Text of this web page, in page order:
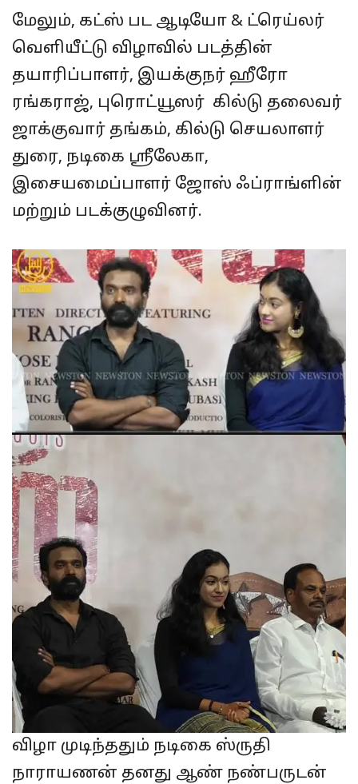
மேலும், கட்ஸ் பட ஆடியோ & ட்ரெய்லர்
வெளியீட்டு விழாவில் படத்தின்
தயாரிப்பாளர், இயக்குநர் ஹீரோ
ரங்கராஜ், புரொட்யூஸர் கில்டு தலைவர்
ஜாக்குவார் தங்கம், கில்டு செயலாளர்
துரை, நடிகை ஸ்ரீலேகா,
இசையமைப்பாளர் ஜோஸ் ஃப்ராங்ளின்
மற்றும் படக்குழுவினர்.
விழா முடிந்ததும் நடிகை ஸ்ருதி
நாராயணன் தனது ஆண் நண்பருடன்